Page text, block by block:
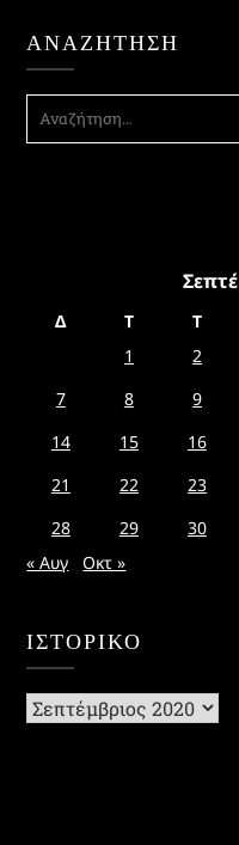
ΑΝΑΖΉΤΗΣΗ
ΑΝΑΖΉΤΗΣΗ
ΓΙΑ:
Δ Τ Τ
1
2
7
8 9
14
15 16
21
22 23
28
29
30
« Αυγ
Οκτ »
ΙΣΤΟΡΙΚΌ
Ιστορικό